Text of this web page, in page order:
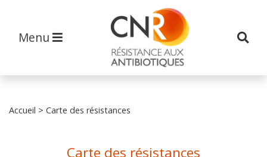
Menu
Accueil > Carte des résistances
Carte des résistances